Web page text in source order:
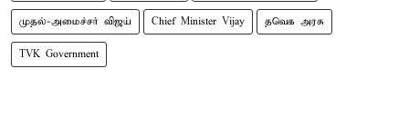
முதல்-அமைச்சர் விஜய் Chief Minister Vijay தவெக அரசு
TVK Government